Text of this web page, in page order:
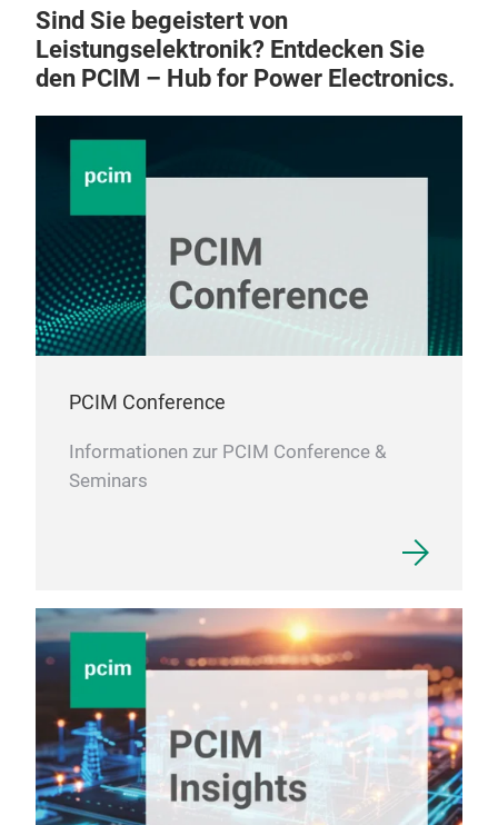
Sind Sie begeistert von
Leistungselektronik? Entdecken Sie
den PCIM – Hub for Power Electronics.
PCIM Conference
Informationen zur PCIM Conference &
Seminars